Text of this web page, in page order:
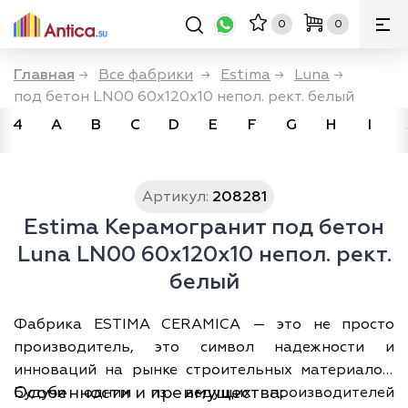
0 0
Главная → Все фабрики → Estima → Luna →
под бетон LN00 60x120x10 непол. рект. белый
4
A B C D E F G H I
Артикул: 208281
Estima Керамогранит под бетон
Luna LN00 60x120x10 непол. рект.
белый
Фабрика ESTIMA CERAMICA — это не просто
производитель, это символ надежности и
инноваций на рынке строительных материалов.
Будучи одним из ведущих производителей
Особенности и преимущества: